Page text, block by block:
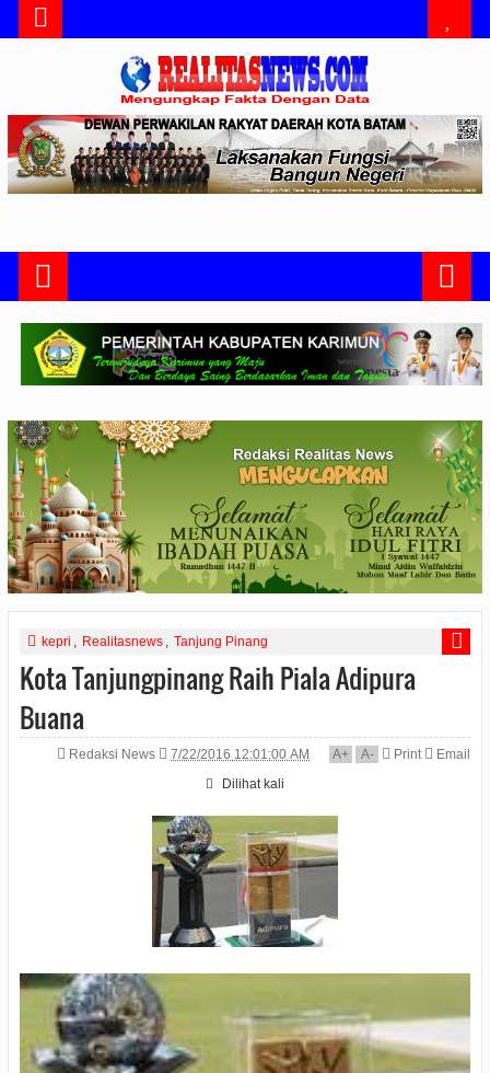
kepri Realitasnews Tanjung Pinang
Kota Tanjungpinang Raih Piala Adipura
Buana
Redaksi News 7/22/2016 12:01:00 AM A+ A- Print
Email
Dilihat kali